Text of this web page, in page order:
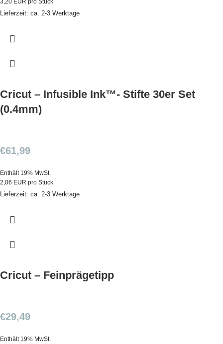
3,20 EUR pro Stück
Lieferzeit: ca. 2-3 Werktage
Cricut – Infusible Ink™- Stifte 30er Set
(0.4mm)
€61,99
Enthält 19% MwSt.
2,06 EUR pro Stück
Lieferzeit: ca. 2-3 Werktage
Cricut – Feinprägetipp
€29,49
Enthält 19% MwSt.